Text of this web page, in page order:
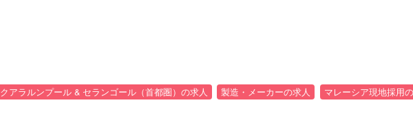
クアラルンプール & セランゴール（首都圏）の求人 製造・メーカーの求人 マレーシア現地採用